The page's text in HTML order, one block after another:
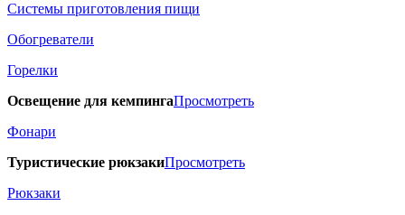
Системы приготовления пищи
Обогреватели
Горелки
Освещение для кемпингаПросмотреть
Фонари
Туристические рюкзакиПросмотреть
Рюкзаки